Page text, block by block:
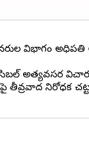
విభాగం అధిపతి
అత్యవసర
తీవ్రవాద నిరోధక